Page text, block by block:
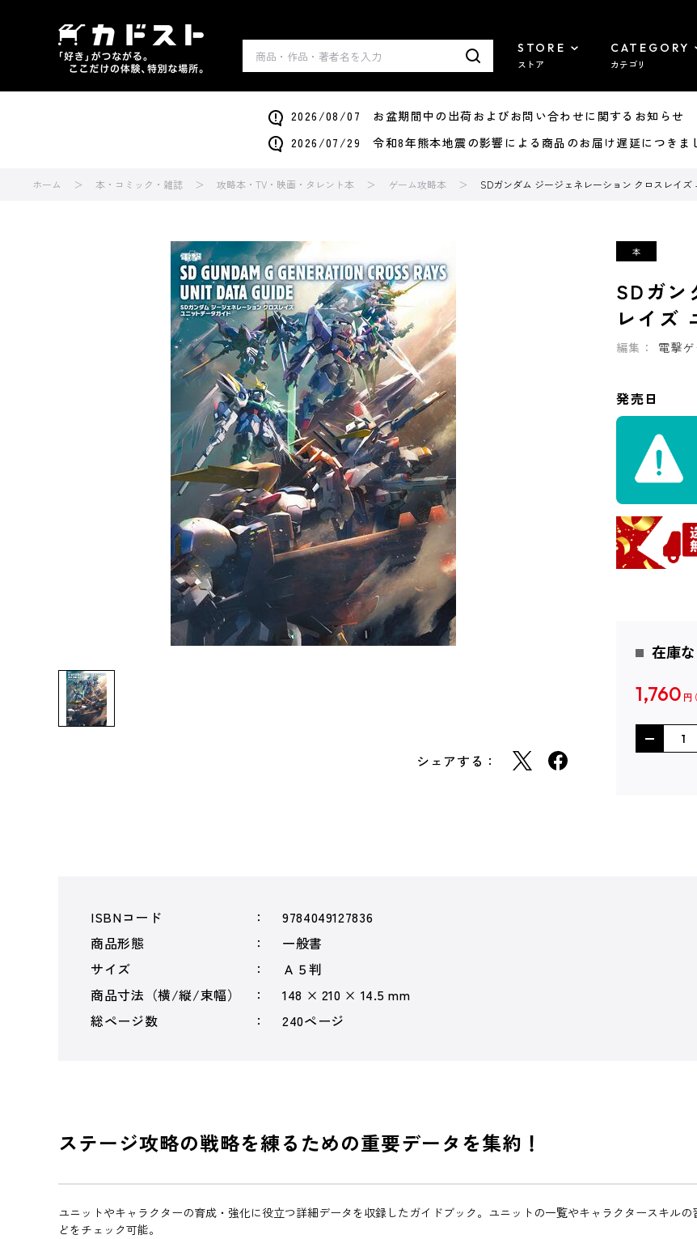
STORE
ストア
CATEGORY
カテゴリ
2026/08/07 お盆期間中の出荷およびお問い合わせに関するお知らせ
2026/07/29 令和8年熊本地震の影響による商品のお届け遅延につきま
ホーム 本・コミック・雑誌 攻略本・TV・映画・タレント本 ゲーム攻略本 SDガンダム ジージェネレーション クロスレイズ
シェアする：
SDガン
レイズ
編集： 電撃
発売日
在庫
1,760 円
ISBNコード
9784049127836
商品形態
一般書
サイズ
Ａ５判
商品寸法（横/縦/束幅）
148 × 210 × 14.5 mm
総ページ数
240ページ
ステージ攻略の戦略を練るための重要データを集約！
ユニットやキャラクターの育成・強化に役立つ詳細データを収録したガイドブック。ユニットの一覧やキャラクタースキル
どをチェック可能。